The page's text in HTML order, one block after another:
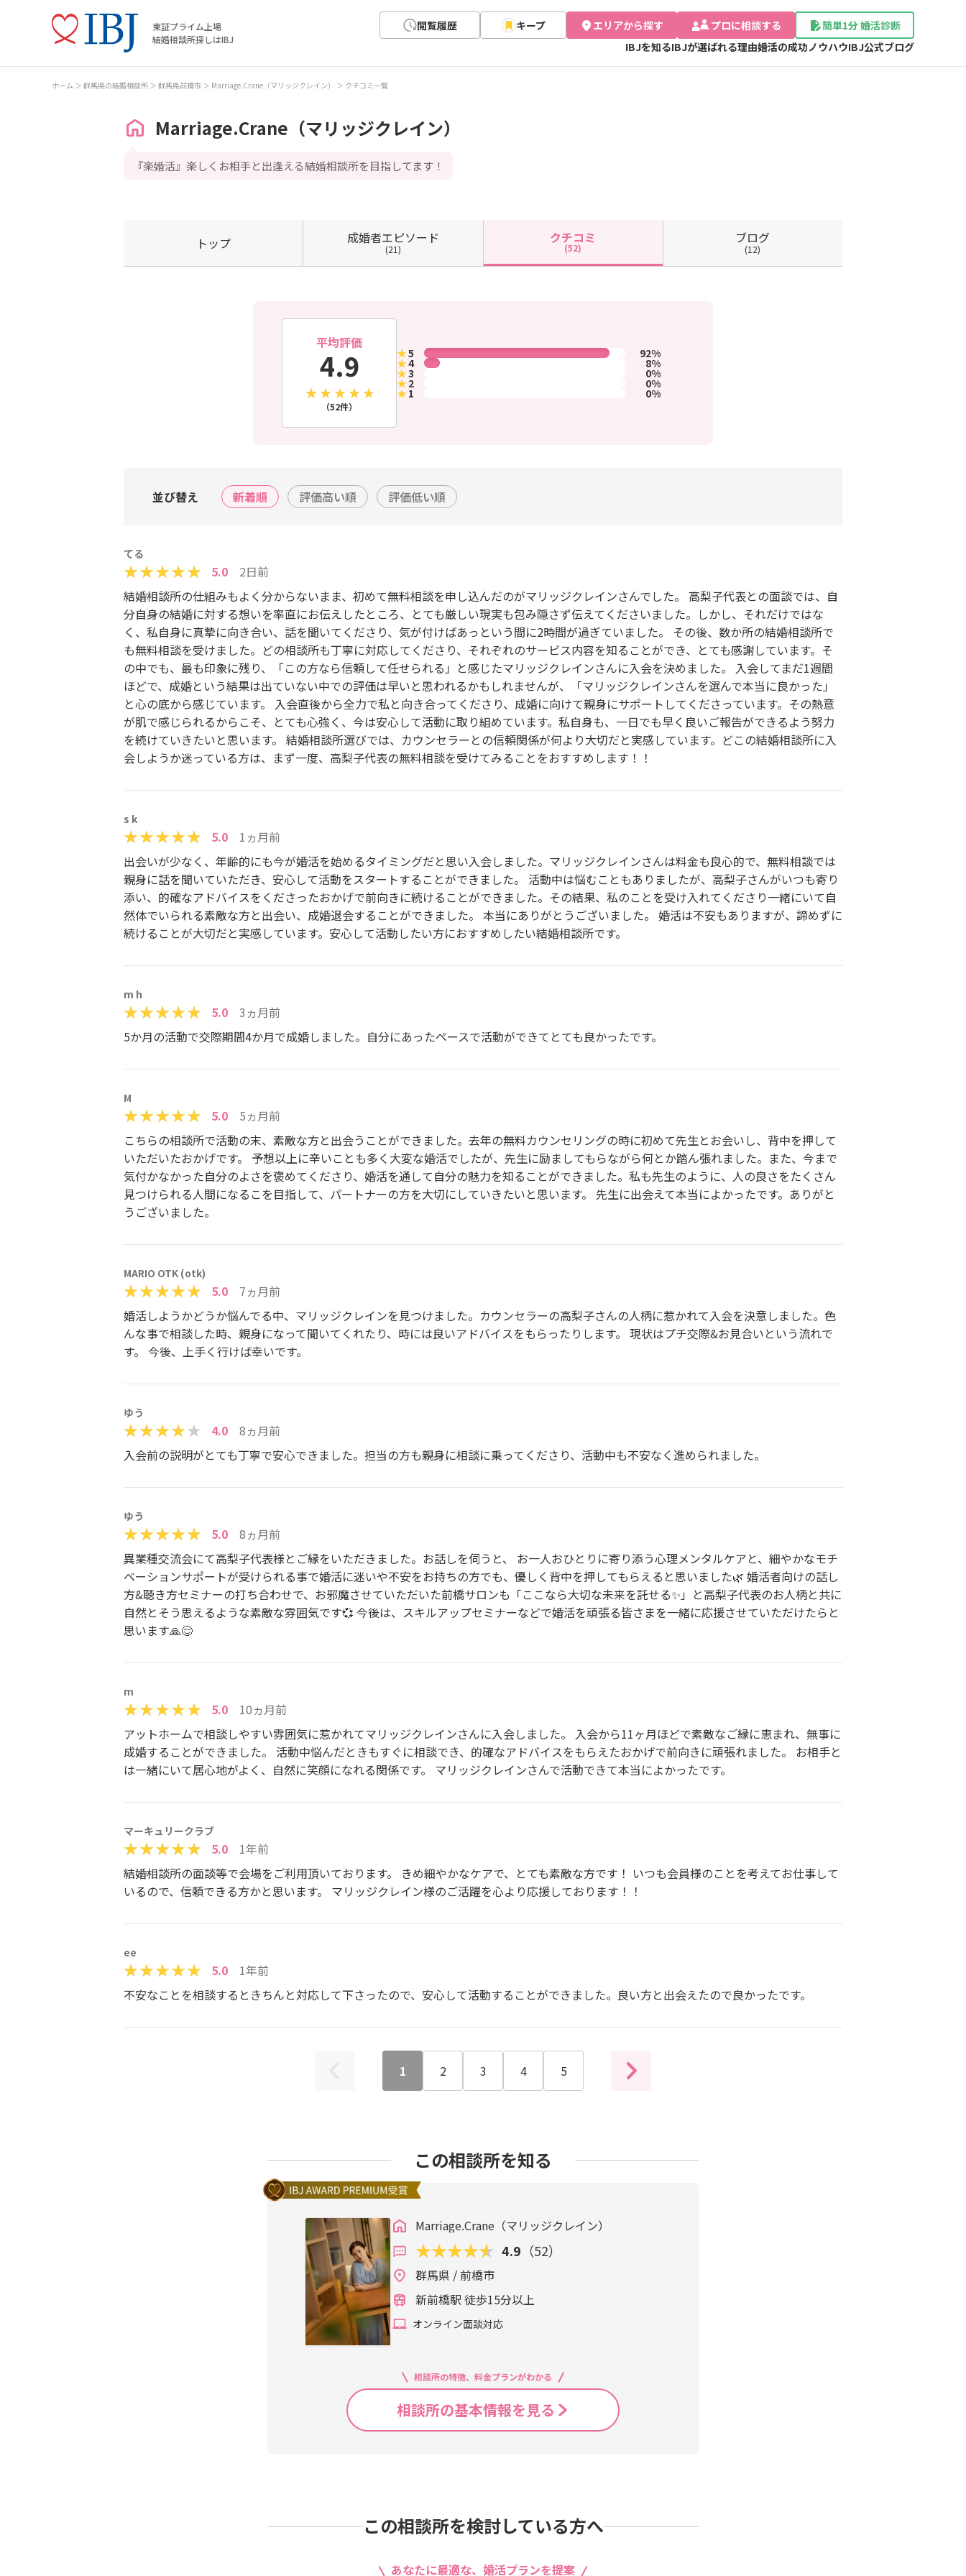
東証プライム上場
結婚相談所探しはIBJ
閲覧履歴 キープ エリアから探す プロに相談する
簡単1分 婚活診断
IBJを知るIBJが選ばれる理由婚活の成功ノウハウIBJ公式ブログ
ホーム 群馬県の結婚相談所 群馬県前橋市 Marriage.Crane（マリッジクレイン） クチコミ一覧
Marriage.Crane（マリッジクレイン）
『楽婚活』楽しくお相手と出逢える結婚相談所を目指してます！
トップ 成婚者エピソード
(21)
クチコミ
(52)
ブログ
(12)
平均評価
4.9
（52件）
★5 92%
★4 8%
★3 0%
★ 2 0%
★ 1 0%
並び替え 新着順 評価高い順 評価低い順
てる
5.0
2日前
結婚相談所の仕組みもよく分からないまま、初めて無料相談を申し込んだのがマリッジクレインさんでした。 高梨子代表との面談では、自
分自身の結婚に対する想いを率直にお伝えしたところ、とても厳しい現実も包み隠さず伝えてくださいました。しかし、それだけではな
く、私自身に真摯に向き合い、話を聞いてくださり、気が付けばあっという間に2時間が過ぎていました。 その後、数か所の結婚相談所で
も無料相談を受けました。どの相談所も丁寧に対応してくださり、それぞれのサービス内容を知ることができ、とても感謝しています。そ
の中でも、最も印象に残り、「この方なら信頼して任せられる」と感じたマリッジクレインさんに入会を決めました。 入会してまだ1週間
ほどで、成婚という結果は出ていない中での評価は早いと思われるかもしれませんが、「マリッジクレインさんを選んで本当に良かった」
と心の底から感じています。 入会直後から全力で私と向き合ってくださり、成婚に向けて親身にサポートしてくださっています。その熱意
が肌で感じられるからこそ、とても心強く、今は安心して活動に取り組めています。私自身も、一日でも早く良いご報告ができるよう努力
を続けていきたいと思います。 結婚相談所選びでは、カウンセラーとの信頼関係が何より大切だと実感しています。どこの結婚相談所に入
会しようか迷っている方は、まず一度、高梨子代表の無料相談を受けてみることをおすすめします！！
s k
5.0
1ヵ月前
出会いが少なく、年齢的にも今が婚活を始めるタイミングだと思い入会しました。マリッジクレインさんは料金も良心的で、無料相談では
親身に話を聞いていただき、安心して活動をスタートすることができました。 活動中は悩むこともありましたが、高梨子さんがいつも寄り
添い、的確なアドバイスをくださったおかげで前向きに続けることができました。その結果、私のことを受け入れてくださり一緒にいて自
然体でいられる素敵な方と出会い、成婚退会することができました。 本当にありがとうございました。 婚活は不安もありますが、諦めずに
続けることが大切だと実感しています。安心して活動したい方におすすめしたい結婚相談所です。
m h
5.0
3ヵ月前
5か月の活動で交際期間4か月で成婚しました。自分にあったペースで活動ができてとても良かったです。
M
5.0
5ヵ月前
こちらの相談所で活動の末、素敵な方と出会うことができました。去年の無料カウンセリングの時に初めて先生とお会いし、背中を押して
いただいたおかげです。 予想以上に辛いことも多く大変な婚活でしたが、先生に励ましてもらながら何とか踏ん張れました。また、今まで
気付かなかった自分のよさを褒めてくださり、婚活を通して自分の魅力を知ることができました。私も先生のように、人の良さをたくさん
見つけられる人間になるこを目指して、パートナーの方を大切にしていきたいと思います。 先生に出会えて本当によかったです。ありがと
うございました。
MARIO OTK (otk)
5.0
7ヵ月前
婚活しようかどうか悩んでる中、マリッジクレインを見つけました。カウンセラーの高梨子さんの人柄に惹かれて入会を決意しました。色
んな事で相談した時、親身になって聞いてくれたり、時には良いアドバイスをもらったりします。 現状はプチ交際&お見合いという流れで
す。 今後、上手く行けば幸いです。
ゆう
4.0
8ヵ月前
入会前の説明がとても丁寧で安心できました。担当の方も親身に相談に乗ってくださり、活動中も不安なく進められました。
ゆう
5.0
8ヵ月前
異業種交流会にて高梨子代表様とご縁をいただきました。お話しを伺うと、 お一人おひとりに寄り添う心理メンタルケアと、細やかなモチ
ベーションサポートが受けられる事で婚活に迷いや不安をお持ちの方でも、優しく背中を押してもらえると思いました🌿 婚活者向けの話し
方&聴き方セミナーの打ち合わせで、お邪魔させていただいた前橋サロンも「ここなら大切な未来を託せる✨」と高梨子代表のお人柄と共に
自然とそう思えるような素敵な雰囲気です💞 今後は、スキルアップセミナーなどで婚活を頑張る皆さまを一緒に応援させていただけたらと
思います🙏😌
m
5.0
10ヵ月前
アットホームで相談しやすい雰囲気に惹かれてマリッジクレインさんに入会しました。 入会から11ヶ月ほどで素敵なご縁に恵まれ、無事に
成婚することができました。 活動中悩んだときもすぐに相談でき、的確なアドバイスをもらえたおかげで前向きに頑張れました。 お相手と
は一緒にいて居心地がよく、自然に笑顔になれる関係です。 マリッジクレインさんで活動できて本当によかったです。
マーキュリークラブ
5.0
1年前
結婚相談所の面談等で会場をご利用頂いております。 きめ細やかなケアで、とても素敵な方です！ いつも会員様のことを考えてお仕事して
いるので、信頼できる方かと思います。 マリッジクレイン様のご活躍を心より応援しております！！
ee
5.0
1年前
不安なことを相談するときちんと対応して下さったので、安心して活動することができました。良い方と出会えたので良かったです。
1 2 3 4 5
この相談所を知る
Marriage.Crane（マリッジクレイン）
4.9 （52）
群馬県 / 前橋市
新前橋駅 徒歩15分以上
オンライン面談対応
相談所の特徴、料金プランがわかる
相談所の基本情報を見る
この相談所を検討している方へ
あなたに最適な、婚活プランを提案